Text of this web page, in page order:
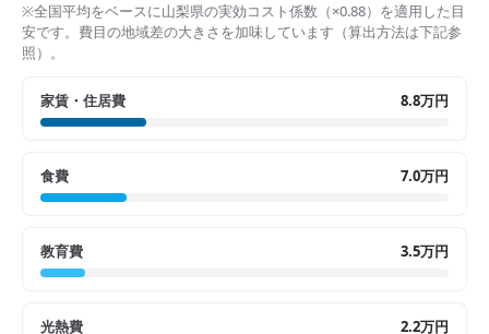
※全国平均をベースに山梨県の実効コスト係数（×0.88）を適用した目
安です。費目の地域差の大きさを加味しています（算出方法は下記参
照）。
家賃・住居費 8.8万円
食費 7.0万円
教育費 3.5万円
光熱費 2.2万円